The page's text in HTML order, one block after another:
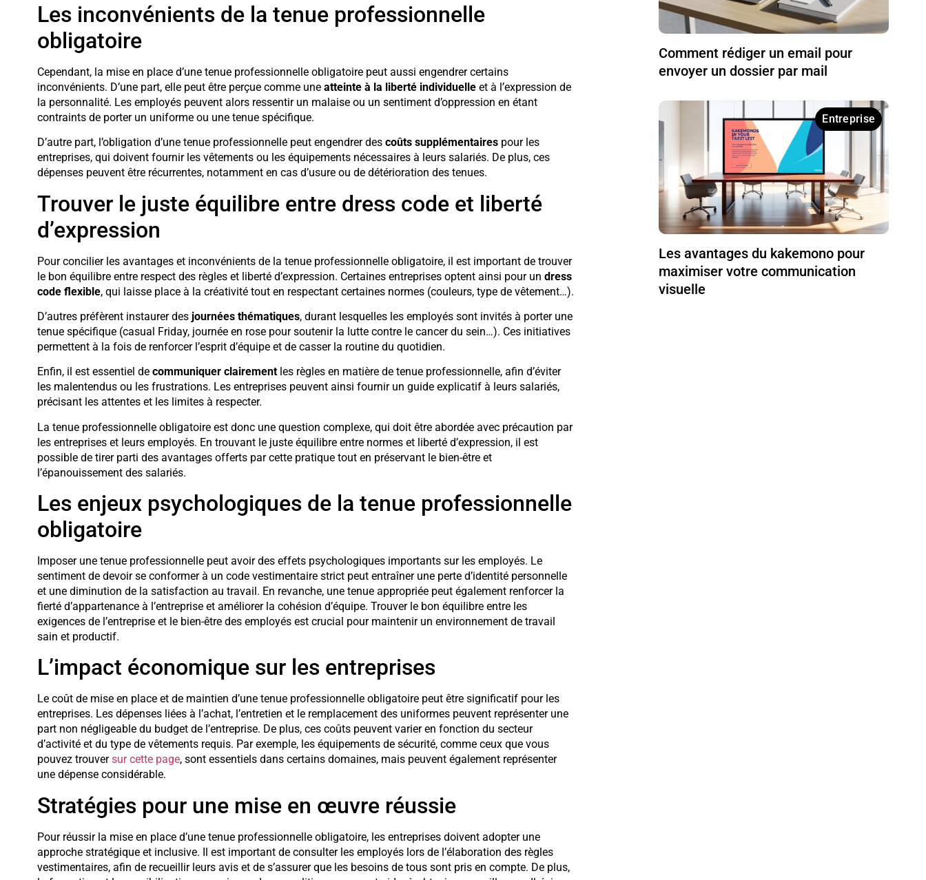
Les inconvénients de la tenue professionnelle
obligatoire
Cependant, la mise en place d’une tenue professionnelle obligatoire peut aussi engendrer certains
inconvénients. D’une part, elle peut être perçue comme une atteinte à la liberté individuelleet à l’expression de
la personnalité. Les employés peuvent alors ressentir un malaise ou un sentiment d’oppression en étant
contraints de porter un uniforme ou une tenue spécifique.
D’autre part, l’obligation d’une tenue professionnelle peut engendrer des coûts supplémentairespour les
entreprises, qui doivent fournir les vêtements ou les équipements nécessaires à leurs salariés. De plus, ces
dépenses peuvent être récurrentes, notamment en cas d’usure ou de détérioration des tenues.
Trouver le juste équilibre entre dress code et liberté
d’expression
Pour concilier les avantages et inconvénients de la tenue professionnelle obligatoire, il est important de trouver
le bon équilibre entre respect des règles et liberté d’expression. Certaines entreprises optent ainsi pour un dress
code flexible, qui laisse place à la créativité tout en respectant certaines normes (couleurs, type de vêtement…).
D’autres préfèrent instaurer des journées thématiques, durant lesquelles les employés sont invités à porter une
tenue spécifique (casual Friday, journée en rose pour soutenir la lutte contre le cancer du sein…). Ces initiatives
permettent à la fois de renforcer l’esprit d’équipe et de casser la routine du quotidien.
Enfin, il est essentiel de communiquer clairementles règles en matière de tenue professionnelle, afin d’éviter
les malentendus ou les frustrations. Les entreprises peuvent ainsi fournir un guide explicatif à leurs salariés,
précisant les attentes et les limites à respecter.
La tenue professionnelle obligatoire est donc une question complexe, qui doit être abordée avec précaution par
les entreprises et leurs employés. En trouvant le juste équilibre entre normes et liberté d’expression, il est
possible de tirer parti des avantages offerts par cette pratique tout en préservant le bien-être et
l’épanouissement des salariés.
Les enjeux psychologiques de la tenue professionnelle
obligatoire
Imposer une tenue professionnelle peut avoir des effets psychologiques importants sur les employés. Le
sentiment de devoir se conformer à un code vestimentaire strict peut entraîner une perte d’identité personnelle
et une diminution de la satisfaction au travail. En revanche, une tenue appropriée peut également renforcer la
fierté d’appartenance à l’entreprise et améliorer la cohésion d’équipe. Trouver le bon équilibre entre les
exigences de l’entreprise et le bien-être des employés est crucial pour maintenir un environnement de travail
sain et productif.
L’impact économique sur les entreprises
Le coût de mise en place et de maintien d’une tenue professionnelle obligatoire peut être significatif pour les
entreprises. Les dépenses liées à l’achat, l’entretien et le remplacement des uniformes peuvent représenter une
part non négligeable du budget de l’entreprise. De plus, ces coûts peuvent varier en fonction du secteur
d’activité et du type de vêtements requis. Par exemple, les équipements de sécurité, comme ceux que vous
pouvez trouversur cette page, sont essentiels dans certains domaines, mais peuvent également représenter
une dépense considérable.
Stratégies pour une mise en œuvre réussie
Pour réussir la mise en place d’une tenue professionnelle obligatoire, les entreprises doivent adopter une
approche stratégique et inclusive. Il est important de consulter les employés lors de l’élaboration des règles
vestimentaires, afin de recueillir leurs avis et de s’assurer que les besoins de tous sont pris en compte. De plus,
Comment rédiger un email pour
envoyer un dossier par mail
Entreprise
Les avantages du kakemono pour
maximiser votre communication
visuelle